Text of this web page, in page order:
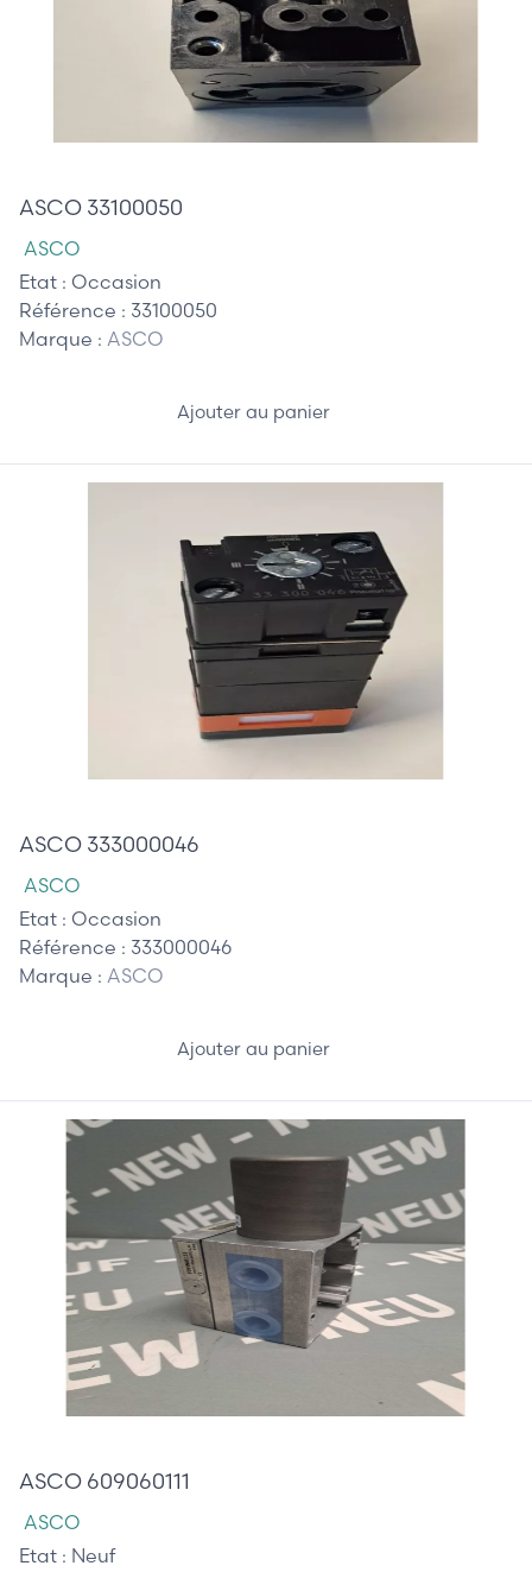
ASCO 33100050
ASCO
Etat : Occasion
Référence : 33100050
Marque : ASCO
Ajouter au panier
ASCO 333000046
ASCO
Etat : Occasion
Référence : 333000046
Marque : ASCO
Ajouter au panier
ASCO 609060111
ASCO
Etat : Neuf